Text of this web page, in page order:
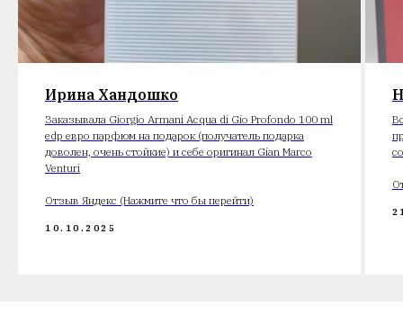
Ирина Хандошко
Заказывала Giorgio Armani Acqua di Gio Profondo 100 ml
edp евро парфюм на подарок (получатель подарка
доволен, очень стойкие) и себе оригинал Gian Marco
Venturi
Отзыв Яндекс (Нажмите что бы перейти)
10.10.2025